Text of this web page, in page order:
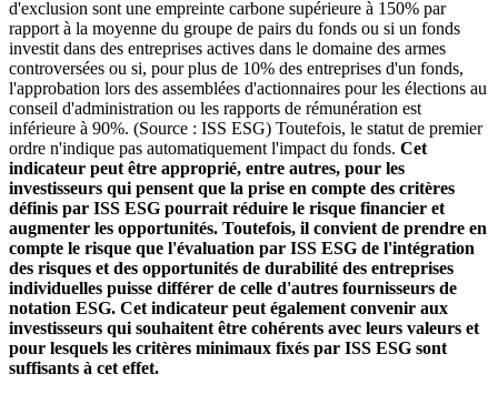
d'exclusion sont une empreinte carbone supérieure à 150% par
rapport à la moyenne du groupe de pairs du fonds ou si un fonds
investit dans des entreprises actives dans le domaine des armes
controversées ou si, pour plus de 10% des entreprises d'un fonds,
l'approbation lors des assemblées d'actionnaires pour les élections au
conseil d'administration ou les rapports de rémunération est
inférieure à 90%. (Source : ISS ESG) Toutefois, le statut de premier
ordre n'indique pas automatiquement l'impact du fonds. Cet
indicateur peut être approprié, entre autres, pour les
investisseurs qui pensent que la prise en compte des critères
définis par ISS ESG pourrait réduire le risque financier et
augmenter les opportunités. Toutefois, il convient de prendre en
compte le risque que l'évaluation par ISS ESG de l'intégration
des risques et des opportunités de durabilité des entreprises
individuelles puisse différer de celle d'autres fournisseurs de
notation ESG. Cet indicateur peut également convenir aux
investisseurs qui souhaitent être cohérents avec leurs valeurs et
pour lesquels les critères minimaux fixés par ISS ESG sont
suffisants à cet effet.